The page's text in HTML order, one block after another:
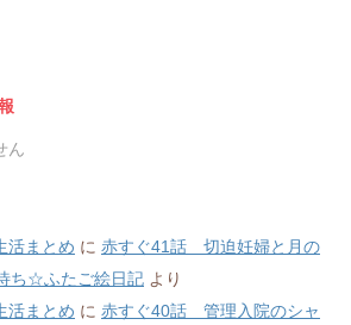
ん
活まとめ に 赤すぐ41話 切迫妊婦と月の
ち☆ふたご絵日記 より
活まとめ に 赤すぐ40話 管理入院のシャ